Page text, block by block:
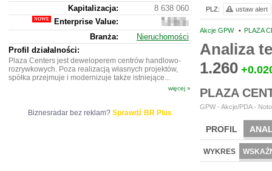
Akcje GPW • PLAZA
Analiza
1.260
PLAZA
GPW - Akcje/PDA -
PROFIL
BR LAB
WYKRES
PLZ: ustaw alert
Kapitalizacja:
8 638 060
Enterprise Value:
673
599 411
Branża:
Nieruchomości
Profil działalności:
Plaza Centers jest deweloperem centrów handlowo-
rozrywkowych. Poza realizacją własnych projektów,
spółka przejmuje i modernizuje także istniejące...
więcej »
Biznesradar bez reklam? Sprawdź BR Plus